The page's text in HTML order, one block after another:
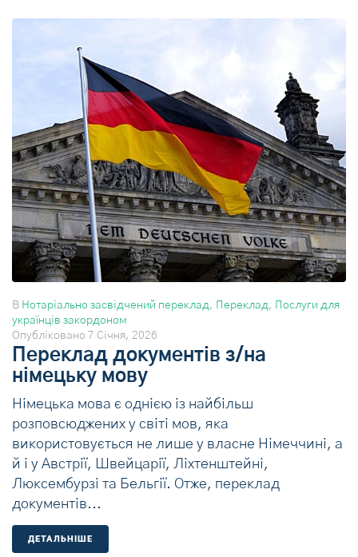
В Нотаріально засвідчений переклад, Переклад,
Послуги для
українців закордоном
Опубліковано 7 Січня, 2026
Переклад документів з/на
німецьку мову
Німецька мова є однією із найбільш
розповсюджених у світі мов, яка
використовується не лише у власне Німеччині, а
й і у Австрії, Швейцарії, Ліхтенштейні,
Люксембурзі та Бельгії. Отже, переклад
документів...
ДЕТАЛЬНIШЕ